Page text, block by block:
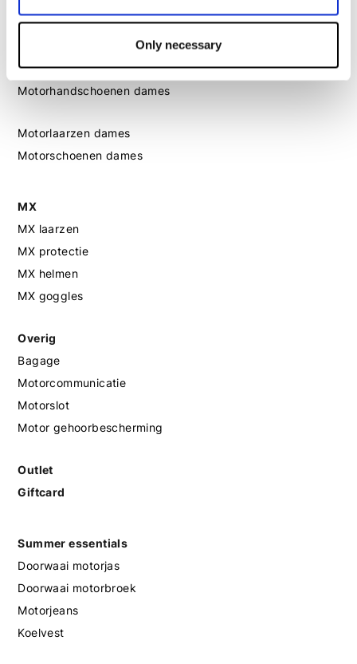
Only necessary
Motorhandschoenen dames
Motorlaarzen dames
Motorschoenen dames
MX
MX laarzen
MX protectie
MX helmen
MX goggles
Overig
Bagage
Motorcommunicatie
Motorslot
Motor gehoorbescherming
Outlet
Giftcard
Summer essentials
Doorwaai motorjas
Doorwaai motorbroek
Motorjeans
Koelvest